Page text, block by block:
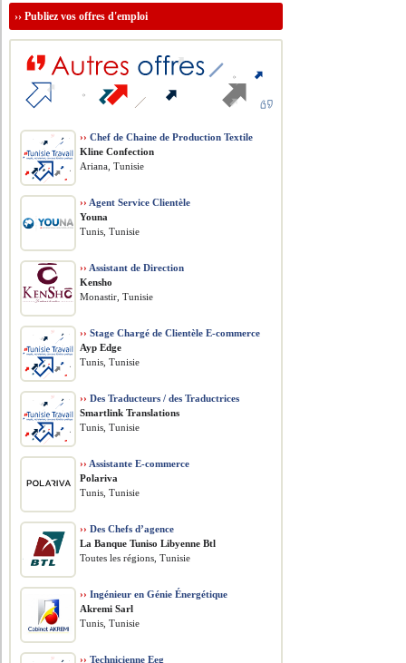
››Publiez vos offres d'emploi
›› Chef de Chaine de Production Textile
Kline Confection
Ariana, Tunisie
›› Agent Service Clientèle
Youna
Tunis, Tunisie
›› Assistant de Direction
Kensho
Monastir, Tunisie
›› Stage Chargé de Clientèle E-commerce
Ayp Edge
Tunis, Tunisie
›› Des Traducteurs / des Traductrices
Smartlink Translations
Tunis, Tunisie
›› Assistante E-commerce
Polariva
Tunis, Tunisie
›› Des Chefs d’agence
La Banque Tuniso Libyenne Btl
Toutes les régions, Tunisie
›› Ingénieur en Génie Énergétique
Akremi Sarl
Tunis, Tunisie
›› Technicienne Eeg